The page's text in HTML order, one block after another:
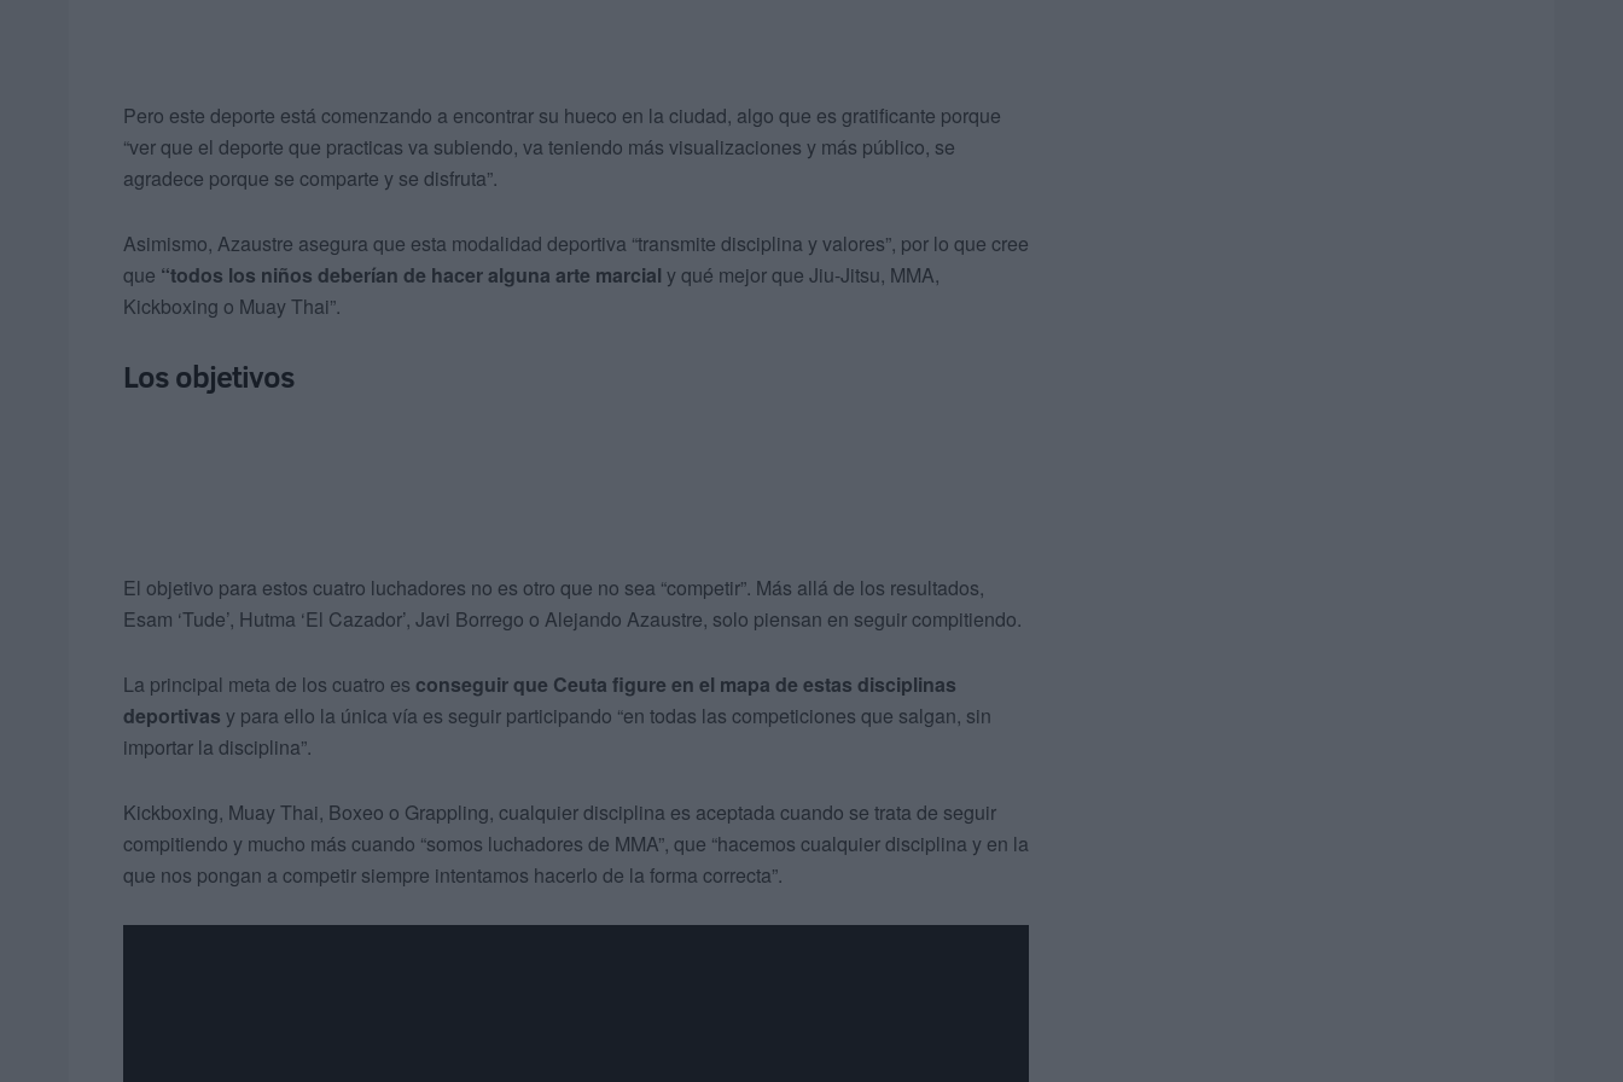
Pero este deporte está comenzando a encontrar su hueco en la ciudad, algo que es gratificante porque
“ver que el deporte que practicas va subiendo, va teniendo más visualizaciones y más público, se
agradece porque se comparte y se disfruta”.
Asimismo, Azaustre asegura que esta modalidad deportiva “transmite disciplina y valores”, por lo que cree
que “todos los niños deberían de hacer alguna arte marcial y qué mejor que Jiu-Jitsu, MMA,
Kickboxing o Muay Thai”.
Los objetivos
El objetivo para estos cuatro luchadores no es otro que no sea “competir”. Más allá de los resultados,
Esam ‘Tude’, Hutma ‘El Cazador’, Javi Borrego o Alejando Azaustre, solo piensan en seguir compitiendo.
La principal meta de los cuatro es conseguir que Ceuta figure en el mapa de estas disciplinas
deportivas y para ello la única vía es seguir participando “en todas las competiciones que salgan, sin
importar la disciplina”.
Kickboxing, Muay Thai, Boxeo o Grappling, cualquier disciplina es aceptada cuando se trata de seguir
compitiendo y mucho más cuando “somos luchadores de MMA”, que “hacemos cualquier disciplina y en la
que nos pongan a competir siempre intentamos hacerlo de la forma correcta”.